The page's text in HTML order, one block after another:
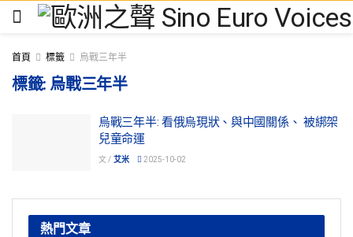
首頁 標籤 烏戰三年半
標籤:烏戰三年半
烏戰三年半: 看俄烏現狀、與中國關係、 被綁架
兒童命運
文 / 艾米 2025-10-02
熱門文章